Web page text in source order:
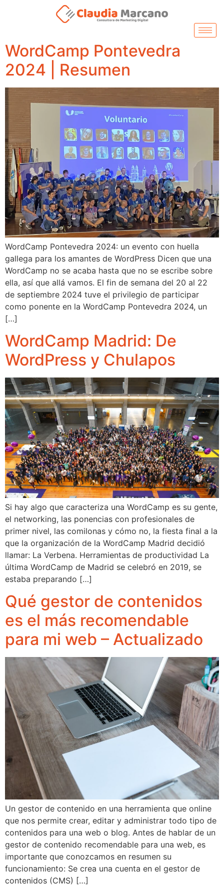
WordCamp Pontevedra
2024 | Resumen
WordCamp Pontevedra 2024: un evento con huella
gallega para los amantes de WordPress Dicen que una
WordCamp no se acaba hasta que no se escribe sobre
ella, así que allá vamos. El fin de semana del 20 al 22
de septiembre 2024 tuve el privilegio de participar
como ponente en la WordCamp Pontevedra 2024, un
[…]
WordCamp Madrid: De
WordPress y Chulapos
Si hay algo que caracteriza una WordCamp es su gente,
el networking, las ponencias con profesionales de
primer nivel, las comilonas y cómo no, la fiesta final a la
que la organización de la WordCamp Madrid decidió
llamar: La Verbena. Herramientas de productividad La
última WordCamp de Madrid se celebró en 2019, se
estaba preparando […]
Qué gestor de contenidos
es el más recomendable
para mi web – Actualizado
Un gestor de contenido en una herramienta que online
que nos permite crear, editar y administrar todo tipo de
contenidos para una web o blog. Antes de hablar de un
gestor de contenido recomendable para una web, es
importante que conozcamos en resumen su
funcionamiento: Se crea una cuenta en el gestor de
contenidos (CMS) […]